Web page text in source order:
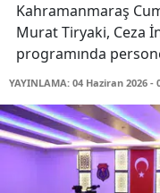
Kahramanmaraş
Murat Tiryaki, Ceza
programında
YAYINLAMA: 04 Haziran 2026 -